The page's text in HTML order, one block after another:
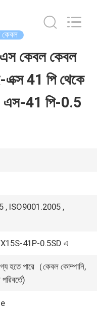
কেবল
কেবল কেবল
41 পি থেকে
41 পি-0.5
, ISO9001.2005 ,
41P-0.5SD এ
হতে পারে（কেবল কোম্পানি,